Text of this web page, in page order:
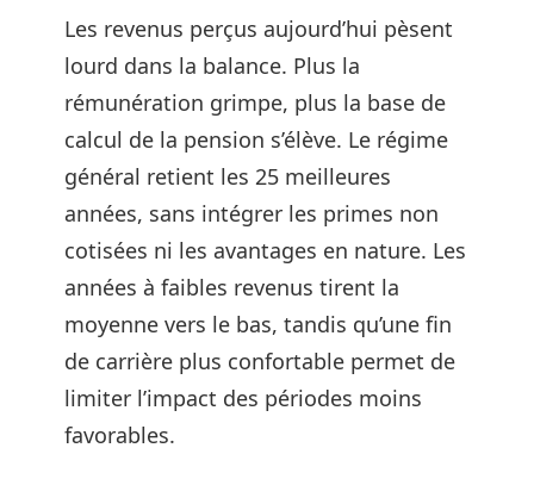
Les revenus perçus aujourd’hui pèsent
lourd dans la balance. Plus la
rémunération grimpe, plus la base de
calcul de la pension s’élève. Le régime
général retient les 25 meilleures
années, sans intégrer les primes non
cotisées ni les avantages en nature. Les
années à faibles revenus tirent la
moyenne vers le bas, tandis qu’une fin
de carrière plus confortable permet de
limiter l’impact des périodes moins
favorables.